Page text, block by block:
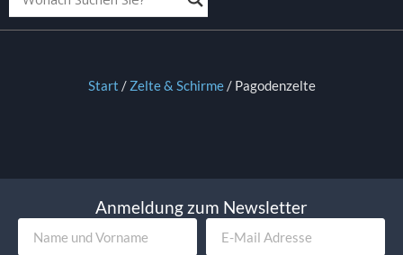
Start / Zelte & Schirme/ Pagodenzelte
Anmeldung zum Newsletter